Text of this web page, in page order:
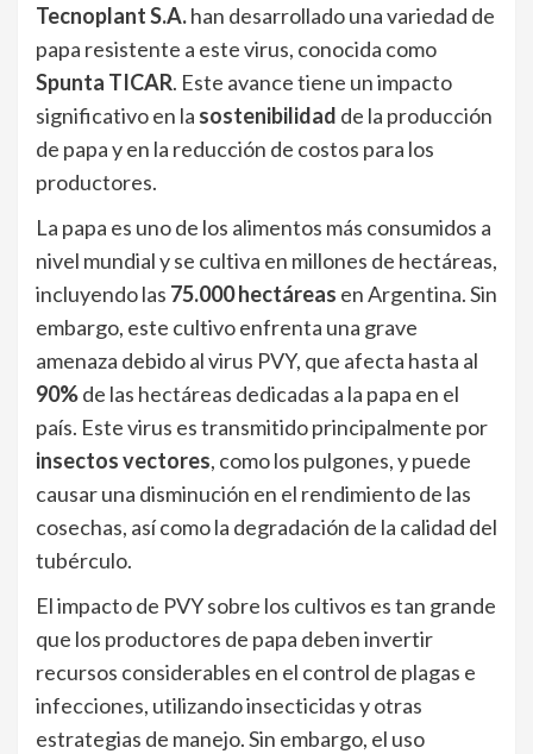
Tecnoplant S.A.han desarrollado una variedad de
papa resistente a este virus, conocida como
Spunta TICAR. Este avance tiene un impacto
significativo en la sostenibilidad de la producción
de papa y en la reducción de costos para los
productores.
La papa es uno de los alimentos más consumidos a
nivel mundial y se cultiva en millones de hectáreas,
incluyendo las 75.000 hectáreas en Argentina. Sin
embargo, este cultivo enfrenta una grave
amenaza debido al virus PVY, que afecta hasta al
90%de las hectáreas dedicadas a la papa en el
país. Este virus es transmitido principalmente por
insectos vectores, como los pulgones, y puede
causar una disminución en el rendimiento de las
cosechas, así como la degradación de la calidad del
tubérculo.
El impacto de PVY sobre los cultivos es tan grande
que los productores de papa deben invertir
recursos considerables en el control de plagas e
infecciones, utilizando insecticidas y otras
estrategias de manejo. Sin embargo, el uso